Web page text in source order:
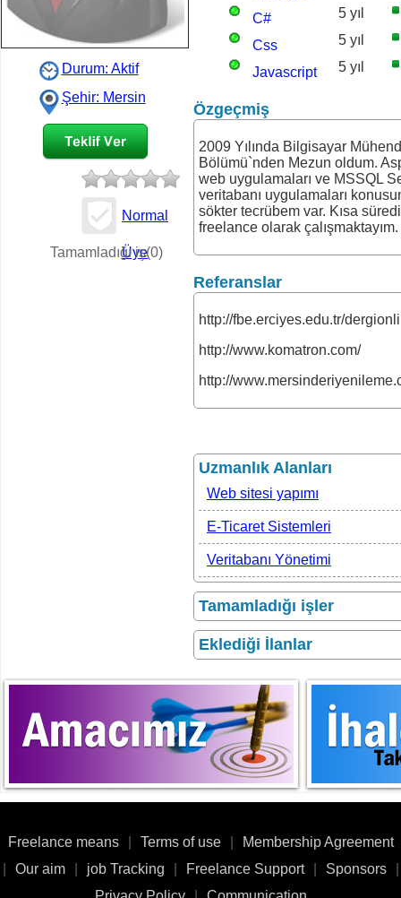
Durum: Aktif
Şehir: Mersin
Normal
Üye
Tamamladığı iş(0)
C# 5 yıl
Css 5 yıl
Javascript 5 yıl
Özgeçmiş
2009 Yılında Bilgisayar
Bölümü`nden Mezun oldum.
web uygulamaları ve MSSQL
veritabanı uygulamaları
sökter tecrübem var. Kısa
freelance olarak çalışmaktayım.
Referanslar
http://fbe.erciyes.edu.tr/
http://www.komatron.com/
http://
Uzmanlık Alanları
Web sitesi yapımı
E-Ticaret Sistemleri
Veritabanı Yönetimi
Tamamladığı işler
Eklediği İlanlar
Freelance means Terms of use
Membership Agreement
Our aim job Tracking Freelance Support Sponsors